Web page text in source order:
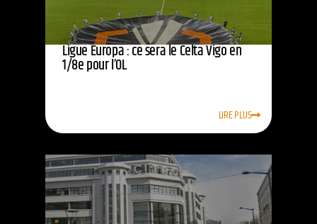
Ligue Europa : ce sera le Celta Vigo en
1/8e pour l’OL
LIRE PLUS